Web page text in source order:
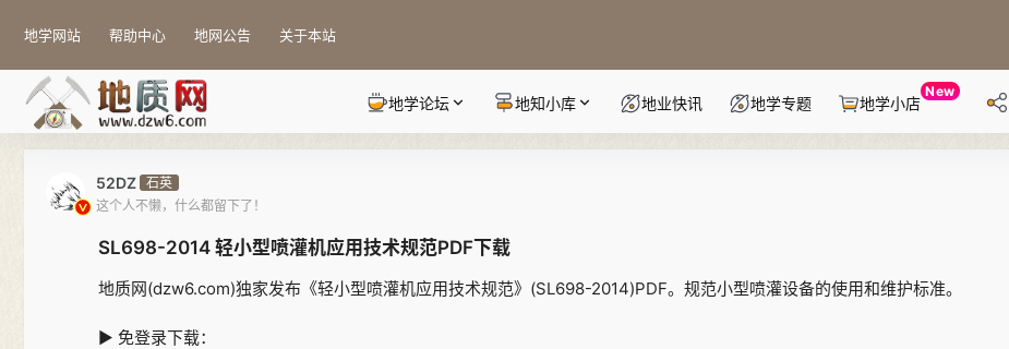
地学网站 帮助中心 地网公告 关于本站
地学论坛 地知小库 地业快讯 地学专题 地学小店
New
52DZ 石英
这个人不懒，什么都留下了！
SL698-2014 轻小型喷灌机应用技术规范PDF下载
地质网(dzw6.com)独家发布《轻小型喷灌机应用技术规范》(SL698-2014)PDF。规范小型喷灌设备的使用和维护标准。
▶ 免登录下载：